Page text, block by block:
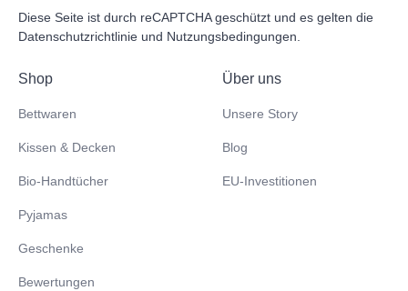
Shop
Bettwaren
Kissen & Decken
Bio-Handtücher
Pyjamas
Geschenke
Bewertungen
Über uns
Unsere Story
Blog
EU-Investitionen
Diese Seite ist durch reCAPTCHA geschützt und es gelten die
Datenschutzrichtlinie und Nutzungsbedingungen.